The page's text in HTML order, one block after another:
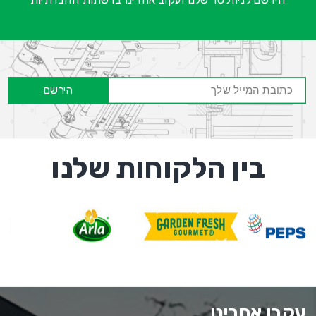
הירשם
בין הלקוחות שלנו